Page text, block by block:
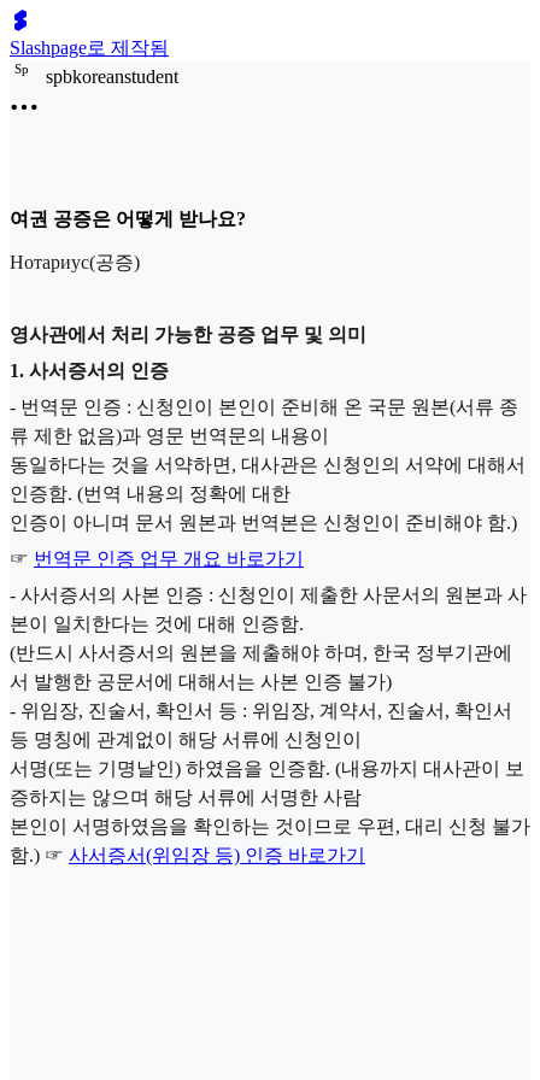
Slashpage로 제작됨
Sp spbkoreanstudent
여권 공증은 어떻게 받나요?
Нотариус(공증)
영사관에서 처리 가능한 공증 업무 및 의미
1. 사서증서의 인증
- 번역문 인증 : 신청인이 본인이 준비해 온 국문 원본(서류 종
류 제한 없음)과 영문 번역문의 내용이
동일하다는 것을 서약하면, 대사관은 신청인의 서약에 대해서
인증함. (번역 내용의 정확에 대한
인증이 아니며 문서 원본과 번역본은 신청인이 준비해야 함.)
☞ 번역문 인증 업무 개요 바로가기
- 사서증서의 사본 인증 : 신청인이 제출한 사문서의 원본과 사
본이 일치한다는 것에 대해 인증함.
(반드시 사서증서의 원본을 제출해야 하며, 한국 정부기관에
서 발행한 공문서에 대해서는 사본 인증 불가)
- 위임장, 진술서, 확인서 등 : 위임장, 계약서, 진술서, 확인서
등 명칭에 관계없이 해당 서류에 신청인이
서명(또는 기명날인) 하였음을 인증함. (내용까지 대사관이 보
증하지는 않으며 해당 서류에 서명한 사람
본인이 서명하였음을 확인하는 것이므로 우편, 대리 신청 불가
함.) ☞ 사서증서(위임장 등) 인증 바로가기